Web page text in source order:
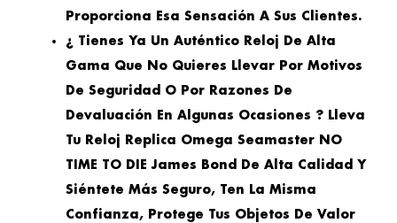
Proporciona Esa Sensación A Sus Clientes.
¿ Tienes Ya Un Auténtico Reloj De Alta
Gama Que No Quieres Llevar Por Motivos
De Seguridad O Por Razones De
Devaluación En Algunas Ocasiones ? Lleva
Tu Reloj Replica Omega Seamaster NO
TIME TO DIE James Bond De Alta Calidad Y
Siéntete Más Seguro, Ten La Misma
Confianza, Protege Tus Objetos De Valor